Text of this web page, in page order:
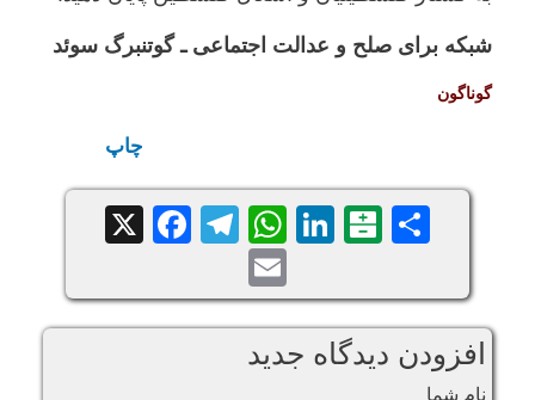
شبکه برای صلح و عدالت اجتماعی ـ گوتنبرگ سوئد
گوناگون
چاپ
Share
Balatarin
LinkedIn
WhatsApp
Telegram
Facebook
X
Email
افزودن دیدگاه جدید
نام شما